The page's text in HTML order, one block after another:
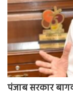
पंजाब सरकार